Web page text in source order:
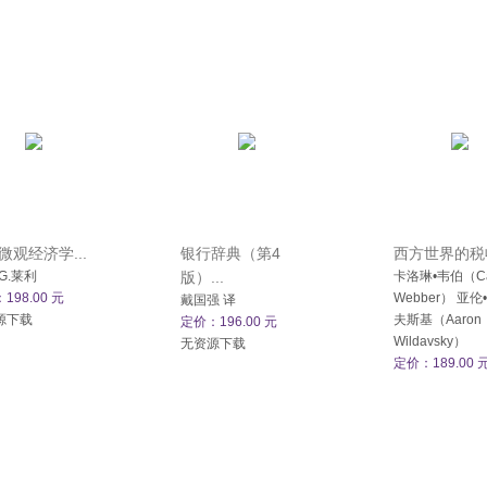
观经济学...
莱利
198.00 元
下载
银行辞典（第4
版）...
戴国强 译
定价：196.00 元
无资源下载
西方世界的
卡洛琳•韦伯（
Webber） 亚伦
夫斯基（Aaron
Wildavsky）
定价：189.00